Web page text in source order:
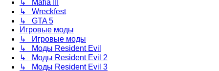
↳ Mafia III
↳ Wreckfest
↳ GTA 5
Игровые моды
↳ Игровые моды
↳ Моды Resident Evil
↳ Моды Resident Evil 2
↳ Моды Resident Evil 3